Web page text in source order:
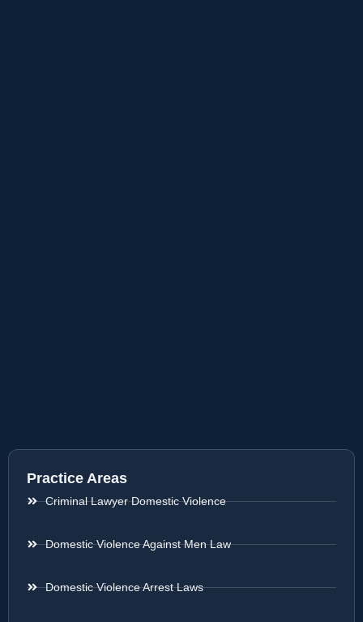
Practice Areas
Criminal Lawyer Domestic Violence
Domestic Violence Against Men Law
Domestic Violence Arrest Laws